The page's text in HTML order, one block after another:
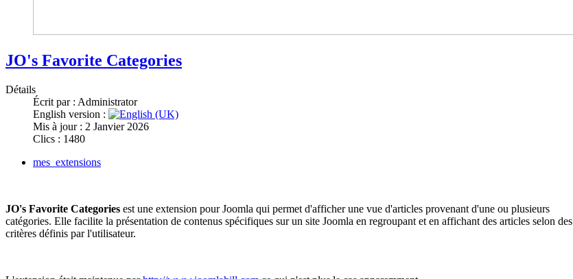
JO's Favorite Categories
Détails
Écrit par : Administrator
English version :
Mis à jour : 2 Janvier 2026
Clics : 1480
mes_extensions
JO's Favorite Categories est une extension pour Joomla qui permet d'afficher une vue d'articles provenant d'une ou plusieurs
catégories. Elle facilite la présentation de contenus spécifiques sur un site Joomla en regroupant et en affichant des articles selon des
critères définis par l'utilisateur.